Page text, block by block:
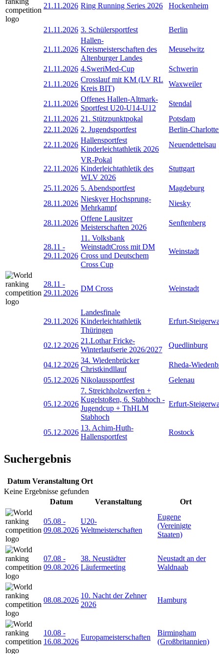
21.11.2026 Ring Running Series 2026 Hockenheim
21.11.2026 3. Schülersportfest Berlin
21.11.2026
Hallen-
Kreismeisterschaften des
Altenburger Landes
Meuselwitz
21.11.2026 4.SweriMed-Cup
Schwerin
21.11.2026
Crosslauf mit KM (LV RL
Kreis BIT)
Waxweiler
21.11.2026
Offenes Hallen-Altmark-
Sportfest U20-U14-U12
Stendal
21.11.2026 21. Stützpunktpokal
Potsdam
22.11.2026 2. Jugendsportfest
Berlin-
22.11.2026
Hallensportfest
Kinderleichtathletik 2026
Neuendettelsau
22.11.2026
VR-Pokal
Kinderleichtathletik des
WLV 2026
Stuttgart
25.11.2026 5. Abendsportfest
Magdeburg
28.11.2026
Nieskyer Hochsprung-
Mehrkampf
Niesky
28.11.2026
Offene Lausitzer
Meisterschaften 2026
Senftenberg
28.11 -
29.11.2026
11. Volksbank
WeinstadtCross mit DM
Cross und Deutschem
Cross Cup
Weinstadt
28.11 -
29.11.2026
DM Cross Weinstadt
29.11.2026
Landesfinale
Kinderleichtathletik
Thüringen
Erfurt-
02.12.2026
21.Lothar Fricke-
Winterlaufserie 2026/2027
Quedlinburg
04.12.2026
34. Wiedenbrücker
Christkindllauf
Rheda-
05.12.2026 Nikolaussportfest Gelenau
05.12.2026
7. Streichholzwerfen +
Kugelstoßen, 6. Stabhoch -
Jugendcup + ThHLM
Stabhoch
Erfurt-
05.12.2026
13. Achim-Huth-
Hallensportfest
Rostock
Suchergebnis
Datum Veranstaltung Ort
Keine Ergebnisse gefunden
Datum
Veranstaltung Ort
05.08 -
09.08.2026
U20-
Weltmeisterschaften
Eugene
(Vereinigte
Staaten)
07.08 -
09.08.2026
38. Neustädter
Läufermeeting
Neustadt an der
Waldnaab
08.08.2026
10. Nacht der Zehner
2026
Hamburg
10.08 -
16.08.2026
Europameisterschaften
Birmingham
(Großbritannien)